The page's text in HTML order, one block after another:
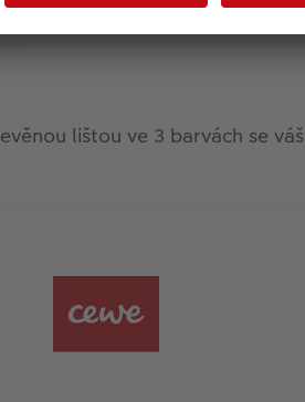
lištou ve 3 barvách se váš